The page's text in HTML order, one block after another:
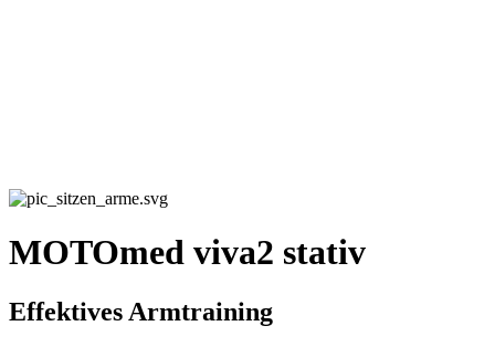
MOTOmed viva2 stativ
Effektives Armtraining